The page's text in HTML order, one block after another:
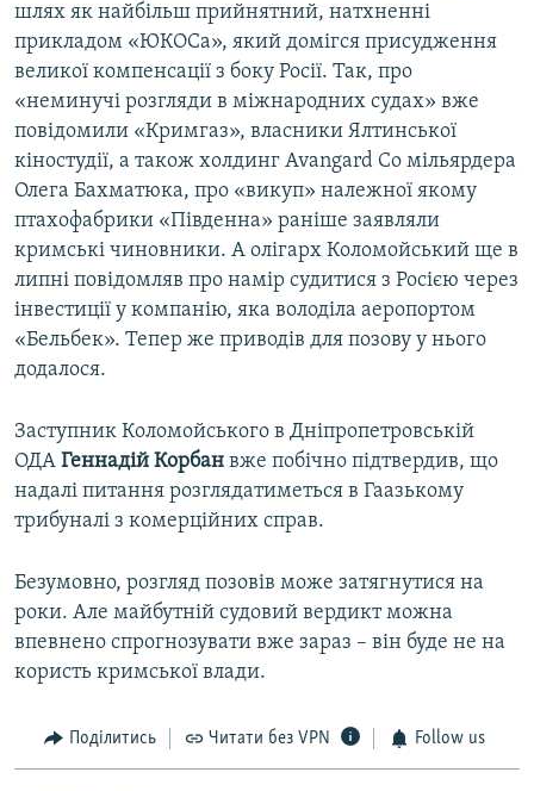
шлях як найбільш прийнятний, натхненні
прикладом «ЮКОСа», який домігся присудження
великої компенсації з боку Росії. Так, про
«неминучі розгляди в міжнародних судах» вже
повідомили «Кримгаз», власники Ялтинської
кіностудії, а також холдинг Avangard Co мільярдера
Олега Бахматюка, про «викуп» належної якому
птахофабрики «Південна» раніше заявляли
кримські чиновники. А олігарх Коломойський ще в
липні повідомляв про намір судитися з Росією через
інвестиції у компанію, яка володіла аеропортом
«Бельбек». Тепер же приводів для позову у нього
додалося.
Заступник Коломойського в Дніпропетровській
ОДА Геннадій Корбан вже побічно підтвердив, що
надалі питання розглядатиметься в Гаазькому
трибуналі з комерційних справ.
Безумовно, розгляд позовів може затягнутися на
роки. Але майбутній судовий вердикт можна
впевнено спрогнозувати вже зараз – він буде не на
користь кримської влади.
Поділитись Читати без VPN Follow us